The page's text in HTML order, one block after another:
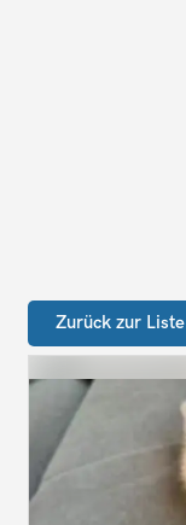
Zurück zur Liste